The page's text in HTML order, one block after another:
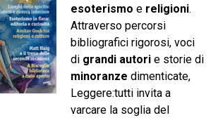
esoterismo e religioni.
Attraverso percorsi
bibliografici rigorosi, voci
di grandi autorie storie di
minoranze dimenticate,
Leggere:tutti invita a
varcare la soglia del